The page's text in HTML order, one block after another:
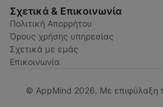
Σχετικά & Επικοινωνία
Πολιτική Απορρήτου
Όρους χρήσης υπηρεσίας
Σχετικά με εμάς
Επικοινωνία
© AppMind 2026. Με επιφύλαξη